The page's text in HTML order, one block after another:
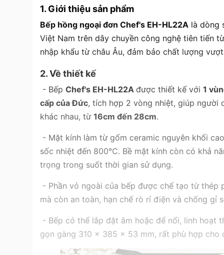
1. Giới thiệu sản phẩm
Bếp hồng ngoại đơn Chef's EH-HL22Alà dòng
Việt Nam trên dây chuyền công nghệ tiên tiến
nhập khẩu từ châu Âu, đảm bảo chất lượng
2. Về thiết kế
- Bếp Chef's EH-HL22A được thiết kế với 1
cấp của Đức, tích hợp 2 vòng nhiệt, giúp người
khác nhau, từ 16cm đến 28cm.
- Mặt kính làm từ gốm ceramic nguyên khối
sốc nhiệt đến 800°C. Bề mặt kính còn có khả
trọng trong suốt thời gian sử dụng.
- Phần vỏ ngoài của bếp được chế tạo từ thép
mà còn an toàn, hạn chế rò rỉ điện và chống gỉ
- Bếp có thể lắp đặt âm hoặc để nổi, linh hoạt
gọn gàng 310 x 385 x 53 mm, rất phù hợp cho